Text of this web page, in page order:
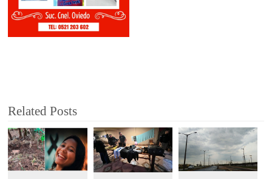
Related Posts